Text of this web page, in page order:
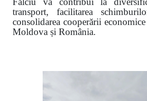
transport, facilitarea
consolidarea cooperării
Moldova și România.